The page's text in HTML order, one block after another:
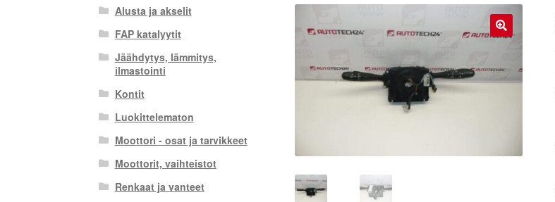
Alusta ja akselit
FAP katalyytit
Jäähdytys, lämmitys,
ilmastointi
Kontit
Luokittelematon
Moottori - osat ja tarvikkeet
Moottorit, vaihteistot
Renkaat ja vanteet